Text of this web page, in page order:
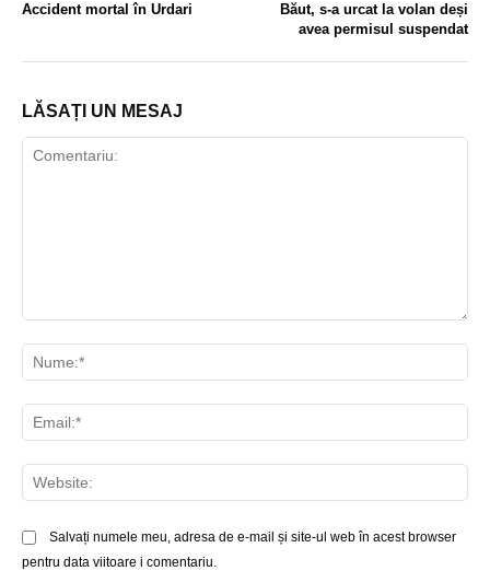
Accident mortal în Urdari
Băut, s-a urcat la volan deși
avea permisul suspendat
LĂSAȚI UN MESAJ
Salvați numele meu, adresa de e-mail și site-ul web în acest browser
pentru data viitoare i comentariu.